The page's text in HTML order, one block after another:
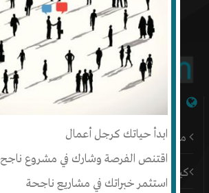
ابدأ حياتك كرجل أعمال
اقتنص الفرصة وشارك في مشروع ناجح
استثمر خبراتك في مشاريع ناجحة
من نحن
كيف أبدأ